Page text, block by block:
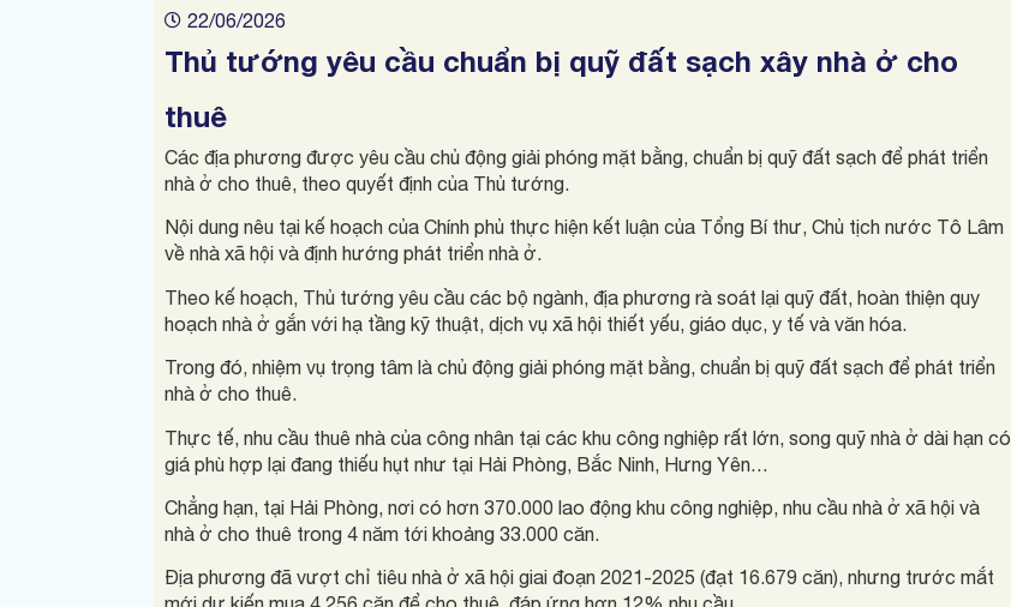
22/06/2026
Thủ tướng yêu cầu chuẩn bị quỹ đất sạch xây nhà ở cho
thuê
Các địa phương được yêu cầu chủ động giải phóng mặt bằng, chuẩn bị quỹ đất sạch để phát triển
nhà ở cho thuê, theo quyết định của Thủ tướng.
Nội dung nêu tại kế hoạch của Chính phủ thực hiện kết luận của Tổng Bí thư, Chủ tịch nước Tô Lâm
về nhà xã hội và định hướng phát triển nhà ở.
Theo kế hoạch, Thủ tướng yêu cầu các bộ ngành, địa phương rà soát lại quỹ đất, hoàn thiện quy
hoạch nhà ở gắn với hạ tầng kỹ thuật, dịch vụ xã hội thiết yếu, giáo dục, y tế và văn hóa.
Trong đó, nhiệm vụ trọng tâm là chủ động giải phóng mặt bằng, chuẩn bị quỹ đất sạch để phát triển
nhà ở cho thuê.
Thực tế, nhu cầu thuê nhà của công nhân tại các khu công nghiệp rất lớn, song quỹ nhà ở dài hạn có
giá phù hợp lại đang thiếu hụt như tại Hải Phòng, Bắc Ninh, Hưng Yên…
Chẳng hạn, tại Hải Phòng, nơi có hơn 370.000 lao động khu công nghiệp, nhu cầu nhà ở xã hội và
nhà ở cho thuê trong 4 năm tới khoảng 33.000 căn.
Địa phương đã vượt chỉ tiêu nhà ở xã hội giai đoạn 2021-2025 (đạt 16.679 căn), nhưng trước mắt